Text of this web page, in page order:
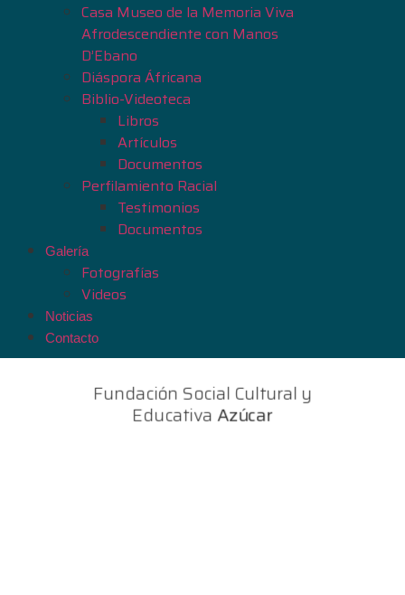
Casa Museo de la Memoria Viva
Afrodescendiente con Manos
D’Ebano
Diáspora Áfricana
Biblio-Videoteca
Libros
Artículos
Documentos
Perfilamiento Racial
Testimonios
Documentos
Galería
Fotografías
Videos
Noticias
Contacto
Fundación Social Cultural y
EducativaAzúcar